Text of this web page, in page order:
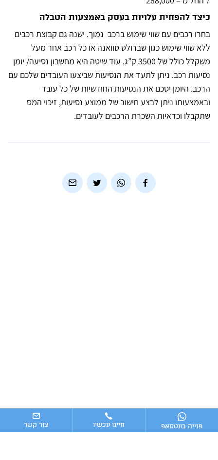
כיצד להפחית עלויות בעסק באמצעות הטבלה
בחרו רכבים עם שווי שימוש ברכב נמוך. ישנה גם קבוצת רכבים
ללא שווי שימוש כגון שברולט סוואנה או כל רכב אחר מעל
משקלל כולל של 3500 ק”ג. עוד שיטה היא מחשבון נסיעה/ יומן
נסיעות רכב. ניתן לתעד את הנסיעות שביצעו העובדים שלכם עם
הרכב. היומן יסכם את הנסיעות החודשיות של כל עובד
ובאמצעותו ניתן לבצע חישוב של ממוצע נסיעות, זיכוי המס
שתקבלו וכדאיות השכרת הרכבים לעובדים.
פנייה בווטסאפ חייגו עכשיו צור קשר